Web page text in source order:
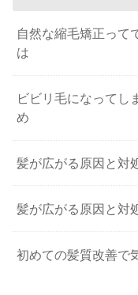
自然な縮毛矯正って
は
ビビリ毛になってし
め
髪が広がる原因と対
髪が広がる原因と対
初めての髪質改善で